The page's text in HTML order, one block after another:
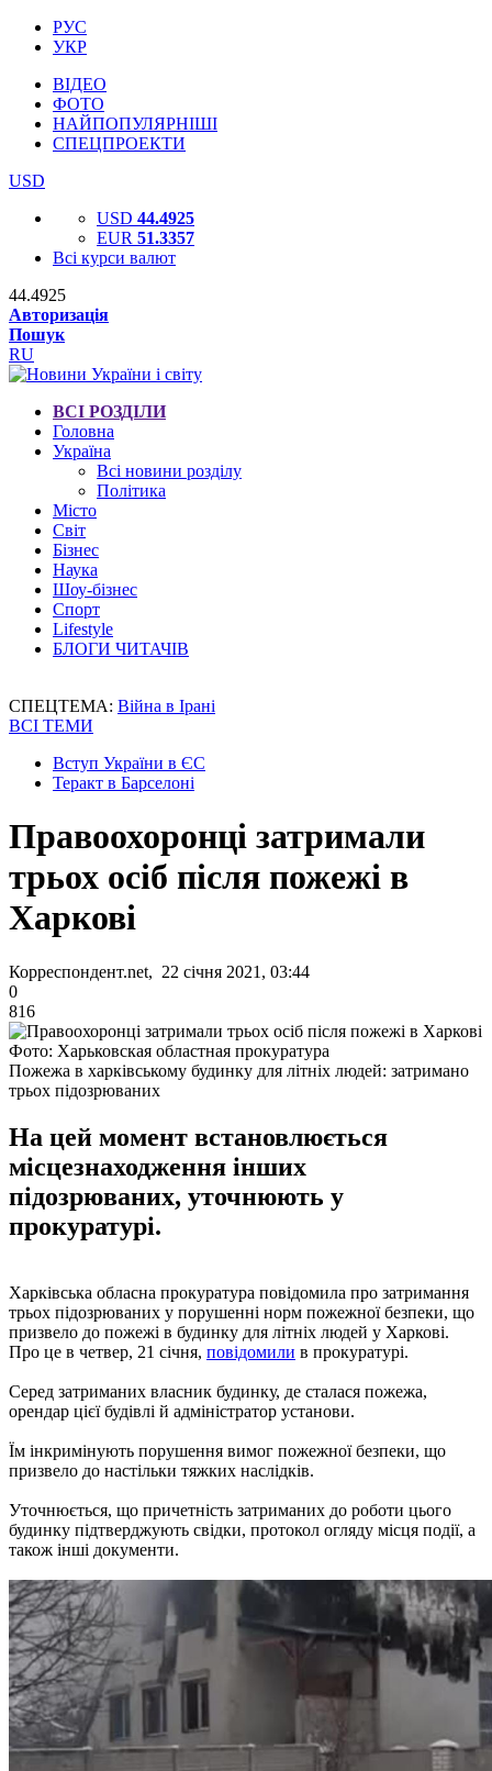
РУС
УКР
ВІДЕО
ФОТО
НАЙПОПУЛЯРНІШІ
СПЕЦПРОЕКТИ
USD
USD 44.4925
EUR 51.3357
Всі курси валют
44.4925
Авторизація
Пошук
RU
ВСІ РОЗДІЛИ
Головна
Україна
Всі новини розділу
Політика
Місто
Світ
Бізнес
Наука
Шоу-бізнес
Спорт
Lifestyle
БЛОГИ ЧИТАЧІВ
СПЕЦТЕМА: Війна в Ірані
ВСІ ТЕМИ
Вступ України в ЄС
Теракт в Барселоні
Правоохоронці затримали
трьох осіб після пожежі в
Харкові
Корреспондент.net, 22 січня 2021, 03:44
0
816
Фото: Харьковская областная прокуратура
Пожежа в харківському будинку для літніх людей: затримано
трьох підозрюваних
На цей момент встановлюється
місцезнаходження інших
підозрюваних, уточнюють у
прокуратурі.
Харківська обласна прокуратура повідомила про затримання
трьох підозрюваних у порушенні норм пожежної безпеки, що
призвело до пожежі в будинку для літніх людей у Харкові.
Про це в четвер, 21 січня, повідомили в прокуратурі.
Серед затриманих власник будинку, де сталася пожежа,
орендар цієї будівлі й адміністратор установи.
Їм інкримінують порушення вимог пожежної безпеки, що
призвело до настільки тяжких наслідків.
Уточнюється, що причетність затриманих до роботи цього
будинку підтверджують свідки, протокол огляду місця події, а
також інші документи.